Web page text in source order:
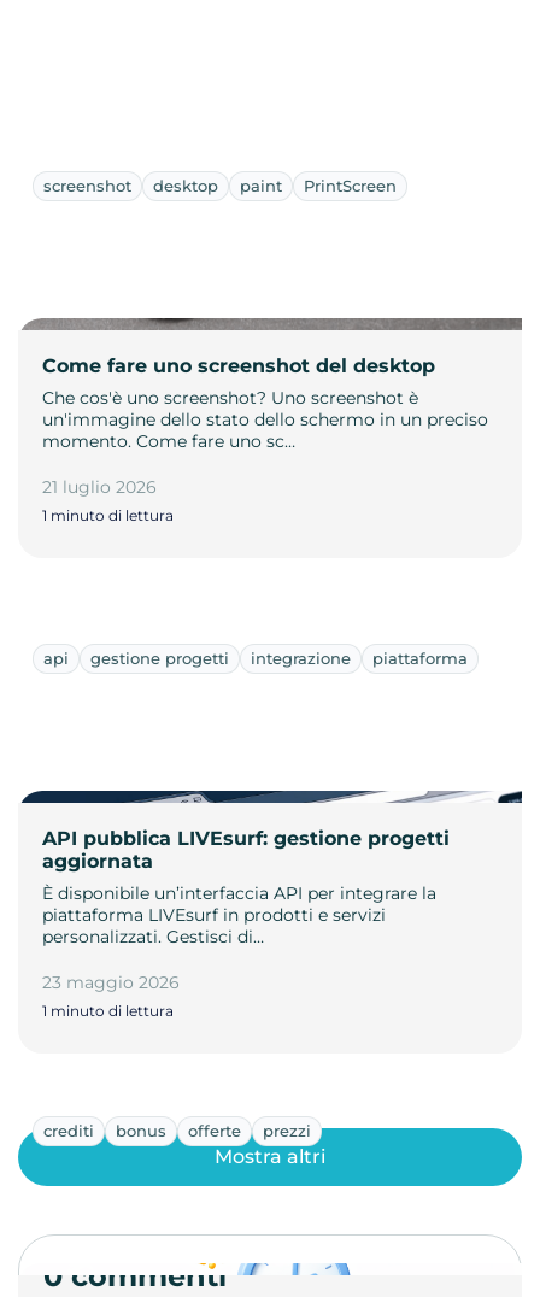
screenshot desktop paint PrintScreen
Come fare uno screenshot del desktop
Che cos'è uno screenshot? Uno screenshot è
un'immagine dello stato dello schermo in un preciso
momento. Come fare uno sc…
21 luglio 2026
1 minuto di lettura
api gestione progetti integrazione piattaforma
API pubblica LIVEsurf: gestione progetti
aggiornata
È disponibile un’interfaccia API per integrare la
piattaforma LIVEsurf in prodotti e servizi
personalizzati. Gestisci di…
23 maggio 2026
1 minuto di lettura
crediti bonus offerte prezzi
Mostra altri
0 commenti